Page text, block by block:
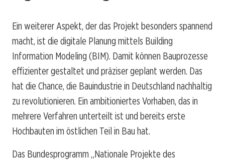
Ein weiterer Aspekt, der das Projekt besonders spannend
macht, ist die digitale Planung mittels Building
Information Modeling (BIM). Damit können Bauprozesse
effizienter gestaltet und präziser geplant werden. Das
hat die Chance, die Bauindustrie in Deutschland nachhaltig
zu revolutionieren. Ein ambitioniertes Vorhaben, das in
mehrere Verfahren unterteilt ist und bereits erste
Hochbauten im östlichen Teil in Bau hat.
Das Bundesprogramm „Nationale Projekte des